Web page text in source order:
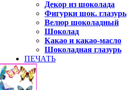
Декор из шоколада
Фигурки шок. глазурь
Велюр шоколадный
Шоколад
Какао и какао-масло
Шоколадная глазурь
ПЕЧАТЬ